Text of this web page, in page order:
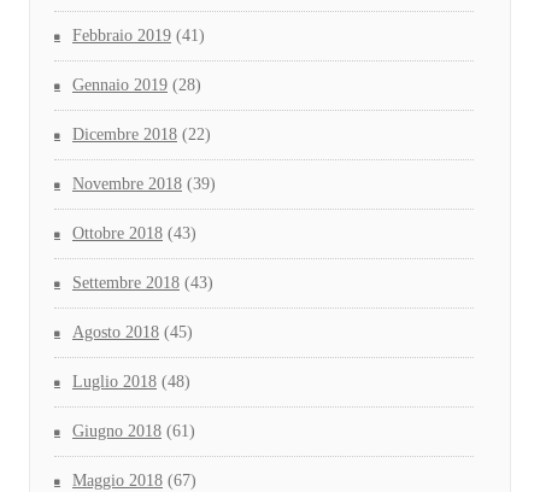
Febbraio 2019 (41)
Gennaio 2019 (28)
Dicembre 2018 (22)
Novembre 2018 (39)
Ottobre 2018 (43)
Settembre 2018 (43)
Agosto 2018 (45)
Luglio 2018 (48)
Giugno 2018 (61)
Maggio 2018 (67)